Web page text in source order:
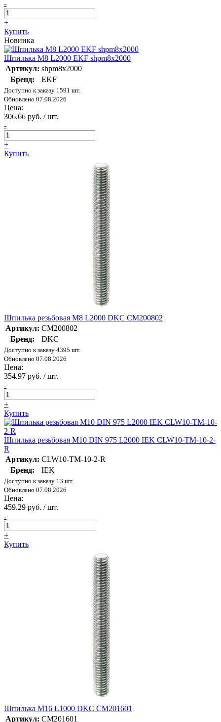
-
+
Купить
Новинка
Шпилька M8 L2000 EKF shpm8x2000
Артикул: shpm8x2000
Бренд:
EKF
Доступно к заказу 1591 шт.
Обновлено 07.08.2026
Цена:
306.66 руб. / шт.
-
+
Купить
Шпилька резьбовая М8 L2000 DKC CM200802
Артикул: CM200802
Бренд:
DKC
Доступно к заказу 4395 шт.
Обновлено 07.08.2026
Цена:
354.97 руб. / шт.
-
+
Купить
Шпилька резьбовая М10 DIN 975 L2000 IEK CLW10-TM-10-2-
R
Артикул: CLW10-TM-10-2-R
Бренд:
IEK
Доступно к заказу 13 шт.
Обновлено 07.08.2026
Цена:
459.29 руб. / шт.
-
+
Купить
Шпилька М16 L1000 DKC CM201601
Артикул: CM201601